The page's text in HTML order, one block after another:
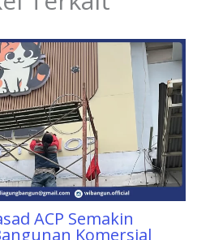
ACP Semakin
Komersial